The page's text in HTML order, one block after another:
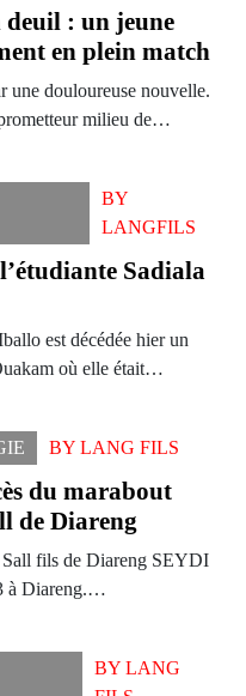
deuil : un jeune
en plein match
une douloureuse nouvelle.
milieu de…
BY
LANGFILS
Sadiala
est décédée hier un
où elle était…
BY LANG FILS
du marabout
de Diareng
fils de Diareng SEYDI
à Diareng.…
BY LANG